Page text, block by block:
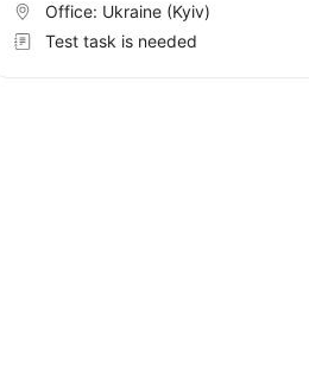
Office: Ukraine (Kyiv)
Test task is needed